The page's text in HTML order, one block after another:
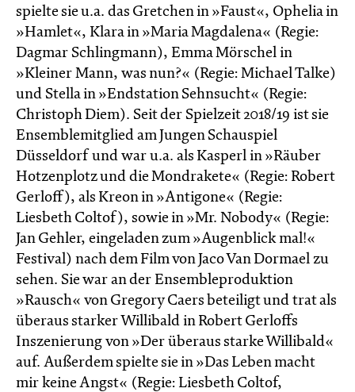
spielte sie u.a. das Gretchen in »Faust«, Ophelia in
»Hamlet«, Klara in »Maria Magdalena« (Regie:
Dagmar Schlingmann), Emma Mörschel in
»Kleiner Mann, was nun?« (Regie: Michael Talke)
und Stella in »Endstation Sehnsucht« (Regie:
Christoph Diem). Seit der Spielzeit 2018/19 ist sie
Ensemblemitglied am Jungen Schauspiel
Düsseldorf und war u.a. als Kasperl in »Räuber
Hotzenplotz und die Mondrakete« (Regie: Robert
Gerloff), als Kreon in »Antigone« (Regie:
Liesbeth Coltof), sowie in »Mr. Nobody« (Regie:
Jan Gehler, eingeladen zum »Augenblick mal!«
Festival) nach dem Film von Jaco Van Dormael zu
sehen. Sie war an der Ensembleproduktion
»Rausch« von Gregory Caers beteiligt und trat als
überaus starker Willibald in Robert Gerloffs
Inszenierung von »Der überaus starke Willibald«
auf. Außerdem spielte sie in »Das Leben macht
mir keine Angst« (Regie: Liesbeth Coltof,